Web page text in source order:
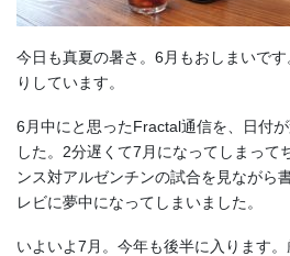
今日も真夏の暑さ。6月もおしまいで
りしています。
6月中にと思ったFractal通信を、日付
した。2分遅くて7月になってしまって
ンス対アルゼンチンの試合を見ながら
レビに夢中になってしまいました。
いよいよ7月。今年も後半に入ります